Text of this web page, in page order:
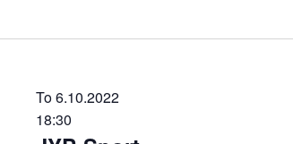
To 6.10.2022
18:30